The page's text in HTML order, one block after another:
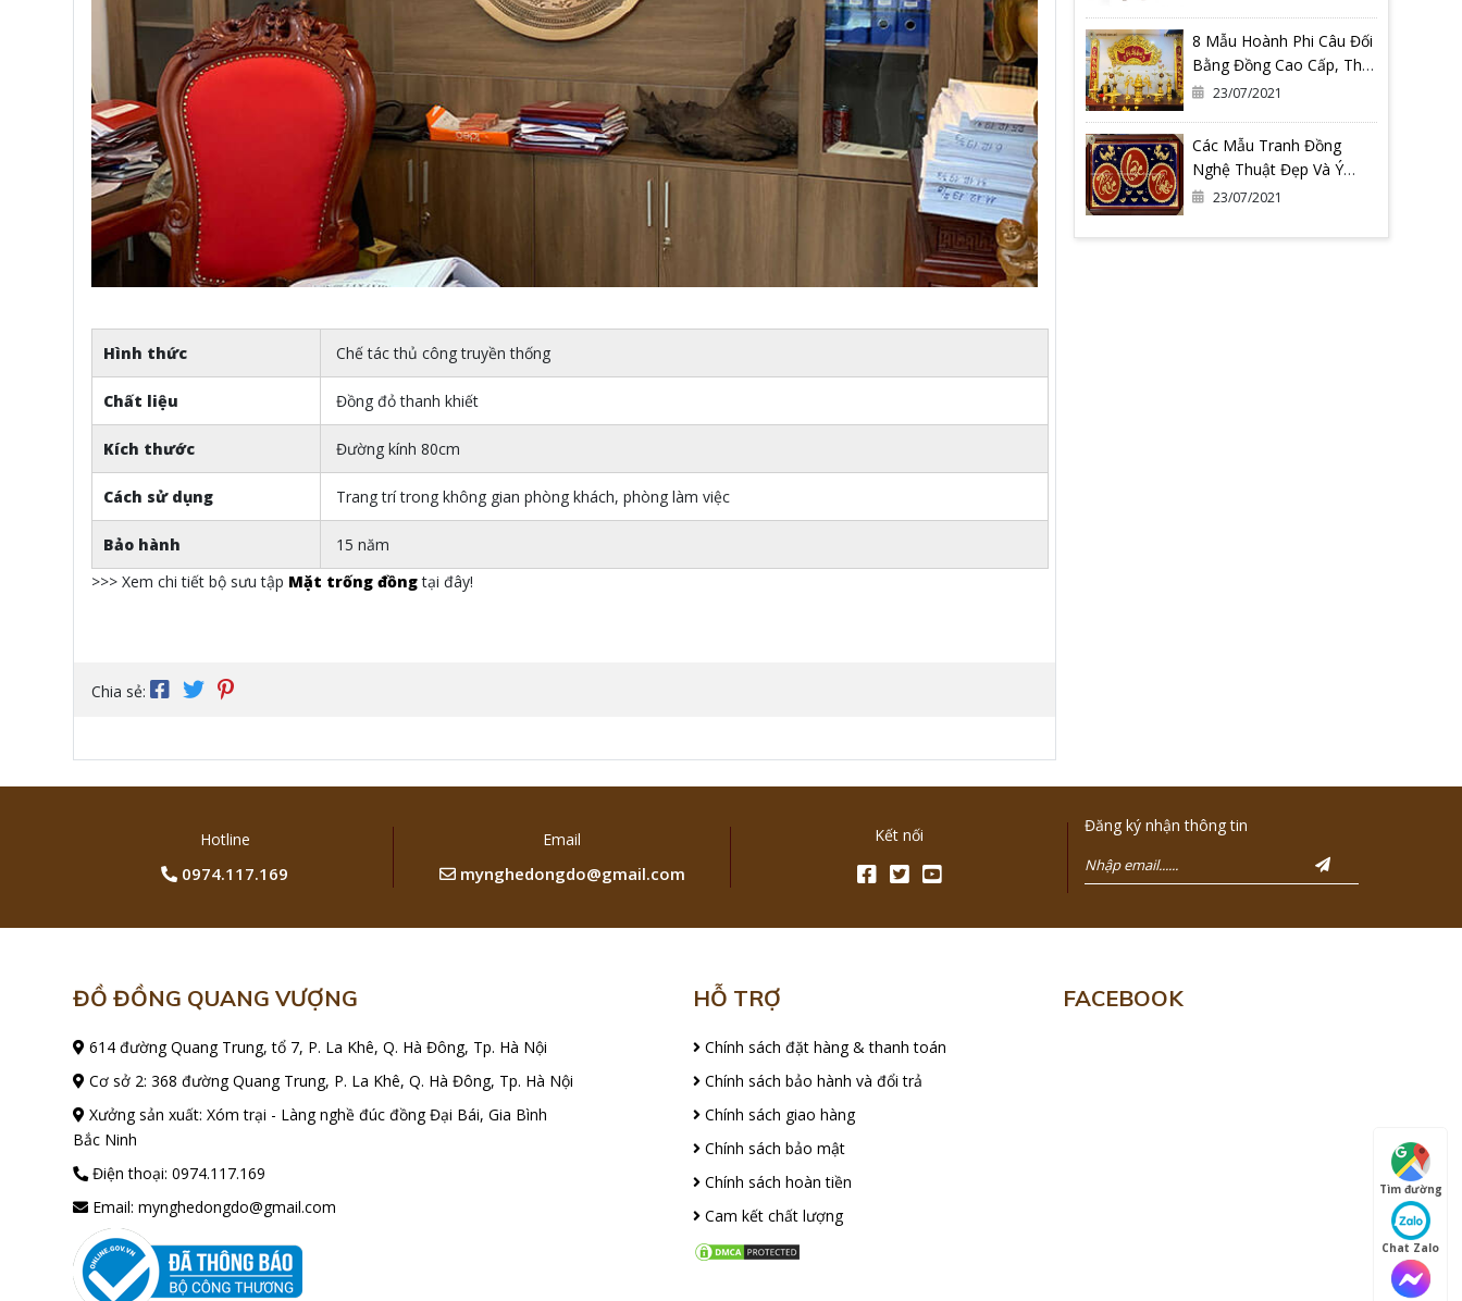
Hình thức Chế tác thủ công truyền thống
Chất liệu Đồng đỏ thanh khiết
Kích thước Đường kính 80cm
Cách sử dụng Trang trí trong không gian phòng khách, phòng làm việc
Bảo hành
15 năm
>>> Xem chi tiết bộ sưu tập Mặt trống đồngtại đây!
Chia sẻ:
8 Mẫu Hoành Phi Câu Đối
Bằng Đồng Cao Cấp, Thờ
Gia Tiên
23/07/2021
Các Mẫu Tranh Đồng
Nghệ Thuật Đẹp Và Ý
Nghĩa Nhất Tại Đồ Đồng
23/07/2021
Hotline
0974.117.169
Email
mynghedongdo@gmail.com
Kết nối Đăng ký nhận thông tin
ĐỒ ĐỒNG QUANG VƯỢNG
614 đường Quang Trung, tổ 7, P. La Khê, Q. Hà Đông, Tp. Hà Nội
Cơ sở 2: 368 đường Quang Trung, P. La Khê, Q. Hà Đông, Tp. Hà Nội
Xưởng sản xuất: Xóm trại - Làng nghề đúc đồng Đại Bái, Gia Bình
Bắc Ninh
Điện thoại: 0974.117.169
Email: mynghedongdo@gmail.com
HỖ TRỢ
Chính sách đặt hàng & thanh toán
Chính sách bảo hành và đổi trả
Chính sách giao hàng
Chính sách bảo mật
Chính sách hoàn tiền
Cam kết chất lượng
FACEBOOK
Tìm đường
Chat Zalo